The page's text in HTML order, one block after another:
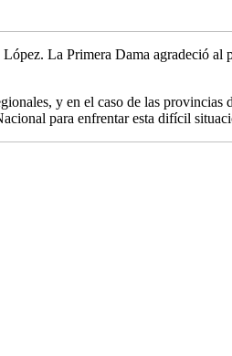
La Primera Dama agradeció al
y en el caso de las
para enfrentar esta difícil